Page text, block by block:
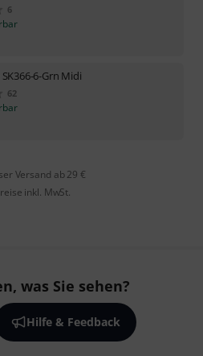
6
SK366-6-Grn Midi
62
Versand ab 29 €
inkl. MwSt.
was Sie sehen?
Hilfe & Feedback